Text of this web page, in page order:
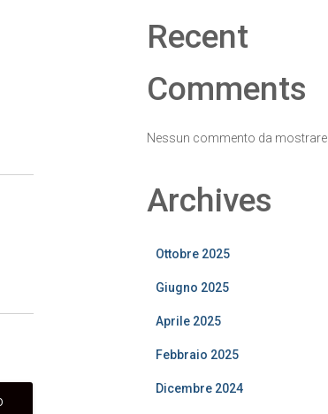
Recent
Comments
Nessun commento da mostrare.
Archives
Ottobre 2025
Giugno 2025
Aprile 2025
Febbraio 2025
Dicembre 2024